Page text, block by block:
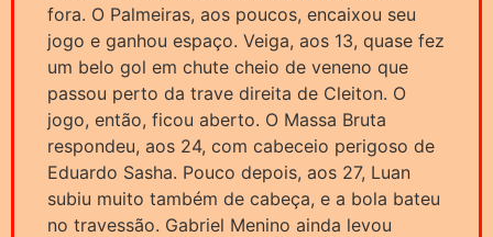
fora. O Palmeiras, aos poucos, encaixou seu
jogo e ganhou espaço. Veiga, aos 13, quase fez
um belo gol em chute cheio de veneno que
passou perto da trave direita de Cleiton. O
jogo, então, ficou aberto. O Massa Bruta
respondeu, aos 24, com cabeceio perigoso de
Eduardo Sasha. Pouco depois, aos 27, Luan
subiu muito também de cabeça, e a bola bateu
no travessão. Gabriel Menino ainda levou